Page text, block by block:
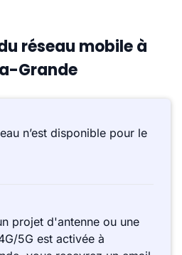
réseau mobile à
Grande
n’est disponible pour le
projet d'antenne ou une
5G est activée à